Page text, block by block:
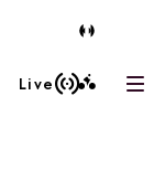
Live